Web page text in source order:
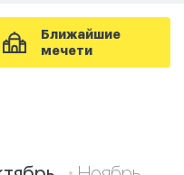
Ближайшие
мечети